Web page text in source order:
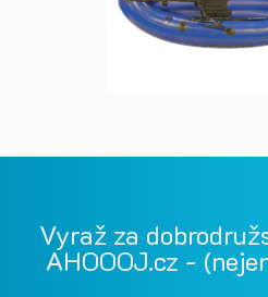
Vyraž za
AHOOOJ.cz -